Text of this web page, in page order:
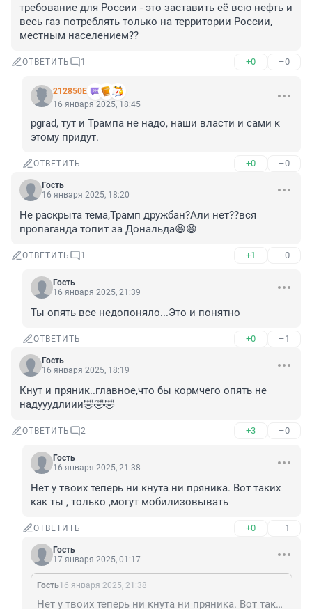
требование для России - это заставить её всю нефть и
весь газ потреблять только на территории России,
местным населением??
ОТВЕТИТЬ 1 +0 –0
212850Е
16 января 2025, 18:45
pgrad, тут и Трампа не надо, наши власти и сами к
этому придут.
ОТВЕТИТЬ +0 –0
Гость
16 января 2025, 18:20
Не раскрыта тема,Трамп дружбан?Али нет??вся
пропаганда топит за Дональда😆😆
ОТВЕТИТЬ 1 +1 –0
Гость
16 января 2025, 21:39
Ты опять все недопоняло...Это и понятно
ОТВЕТИТЬ +0 –1
Гость
16 января 2025, 18:19
Кнут и пряник..главное,что бы кормчего опять не
надууудлиии🤣🤣🤣
ОТВЕТИТЬ 2 +3 –0
Гость
16 января 2025, 21:38
Нет у твоих теперь ни кнута ни пряника. Вот таких
как ты , только ,могут мобилизовывать
ОТВЕТИТЬ +0 –1
Гость
17 января 2025, 01:17
Гость16 января 2025, 21:38
Нет у твоих теперь ни кнута ни пряника. Вот таких как ты , только ,могут мобилизовывать